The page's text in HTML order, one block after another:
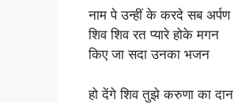
नाम पे उन्हीं के करदे सब अर्पण
शिव शिव रत प्यारे होके मगन
किए जा सदा उनका भजन
हो देंगे शिव तुझे करुणा का दान